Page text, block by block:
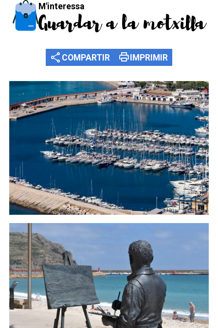
M'interessa
Guardar a la motxilla
share COMPARTIR printIMPRIMIR